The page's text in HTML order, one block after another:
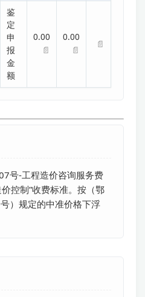
鉴
定
申
报
金
额
0.00
📄
0.00
📄
📄
号-工程造价咨询服务费
控制”收费标准。按（鄂
）规定的中准价格下浮